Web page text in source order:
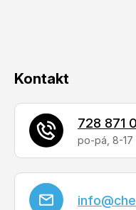
Kontakt
info@
728 871